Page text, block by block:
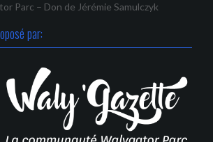
Parc – Don de Jérémie Samulczyk
par: